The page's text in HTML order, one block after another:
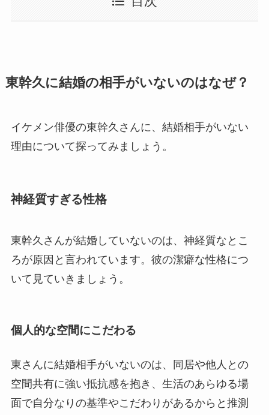
東幹久に結婚の相手がいないのはなぜ？
イケメン俳優の東幹久さんに、結婚相手がいない
理由について探ってみましょう。
神経質すぎる性格
東幹久さんが結婚していないのは、神経質なとこ
ろが原因と言われています。彼の潔癖な性格につ
いて見ていきましょう。
個人的な空間にこだわる
東さんに結婚相手がいないのは、同居や他人との
空間共有に強い抵抗感を抱き、生活のあらゆる場
面で自分なりの基準やこだわりがあるからと推測